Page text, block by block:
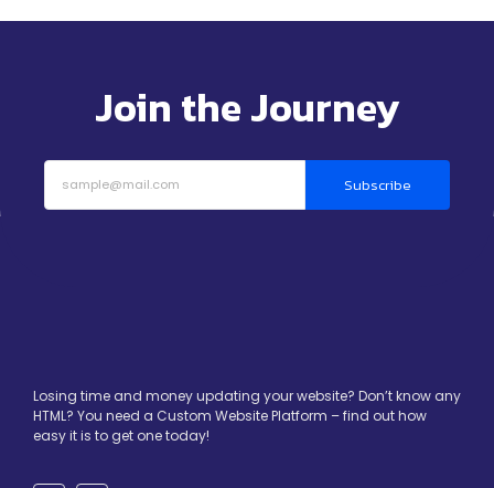
Join the Journey
Subscribe
Losing time and money updating your website? Don’t know any
HTML? You need a Custom Website Platform – find out how
easy it is to get one today!